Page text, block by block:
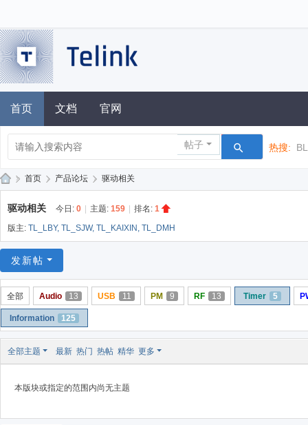
首页 文档 官网
帖子 热搜:
论
坛
» 首页 › 产品论坛 › 驱动相关
驱动相关 今日: 0 主题: 159 排名: 1
版主: TL_LBY, TL_SJW, TL_KAIXIN , TL_DMH
发新帖
全部 Audio 13 USB 11 PM 9 RF 13 Timer 5
Information 125
全部主题 最新 热门 热帖 精华 更多
本版块或指定的范围内尚无主题